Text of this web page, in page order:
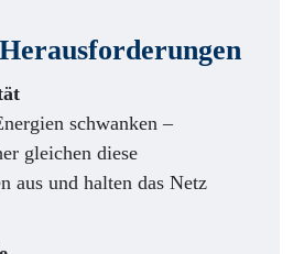
schwanken –
gleichen diese
aus und halten das Netz